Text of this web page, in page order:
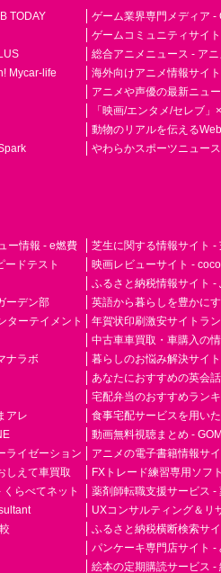
TODAY
Mycar-life
ゲーム業界専門メディア
ゲームコミュニティサイ
総合アニメニュース - アニ
海外向けアニメ情報サイ
アニメや声優の最新ニュ
「映画/エンタメ/セレブ
動物のリアルを伝える
やわらかスポーツニュー
ー情報 - e燃費
ードテスト
ーデン部
ターテイメント
ナラボ
アレ
ライゼーション
しえて車買取
らべてネット
芝生に関する情報サイト -
映画レビューサイト - coco
ふるさと納税情報サイト -
英語から暮らしを豊かに
年賀状印刷激安サイトラ
中古車車買取・車購入の
暮らしのお悩み解決サイ
あなたにおすすめの英会
宅配弁当のおすすめラン
食事宅配サービスを用い
動画無料視聴まとめ -
アニメの電子書籍情報サ
FXトレード練習専用ソフ
薬剤師転職支援サービス -
UXコンサルティング＆リ
ふるさと納税横断検索サ
パンケーキ専門店サイト -
絵本の定期購読サービス -